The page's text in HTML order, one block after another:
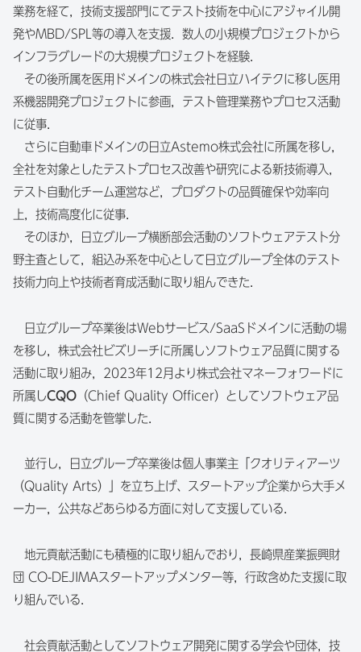
業務を経て，技術支援部門にてテスト技術を中心にアジャイル開
発やMBD/SPL等の導入を支援．数人の小規模プロジェクトから
インフラグレードの大規模プロジェクトを経験．
その後所属を医用ドメインの株式会社日立ハイテクに移し医用
系機器開発プロジェクトに参画，テスト管理業務やプロセス活動
に従事．
さらに自動車ドメインの日立Astemo株式会社に所属を移し，
全社を対象としたテストプロセス改善や研究による新技術導入，
テスト自動化チーム運営など，プロダクトの品質確保や効率向
上，技術高度化に従事．
そのほか，日立グループ横断部会活動のソフトウェアテスト分
野主査として，組込み系を中心として日立グループ全体のテスト
技術力向上や技術者育成活動に取り組んできた．
日立グループ卒業後はWebサービス/SaaSドメインに活動の場
を移し，株式会社ビズリーチに所属しソフトウェア品質に関する
活動に取り組み，2023年12月より株式会社マネーフォワードに
所属しCQO （Chief Quality Officer）としてソフトウェア品
質に関する活動を管掌した．
並行し，日立グループ卒業後は個人事業主「クオリティアーツ
（Quality Arts）」を立ち上げ、スタートアップ企業から大手メ
ーカー，公共などあらゆる方面に対して支援している．
地元貢献活動にも積極的に取り組んでおり，長崎県産業振興財
団 CO-DEJIMAスタートアップメンター等，行政含めた支援に取
り組んでいる．
社会貢献活動としてソフトウェア開発に関する学会や団体，技